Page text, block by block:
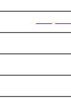
网 址：
rights